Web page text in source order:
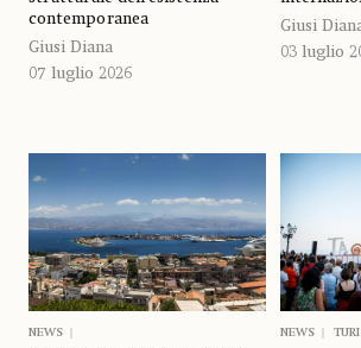
contemporanea
Giusi Diana
07 luglio 2026
Giusi
03 luglio
NEWS
NEWS